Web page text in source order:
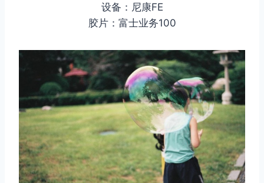
设备：尼康FE
胶片：富士业务100